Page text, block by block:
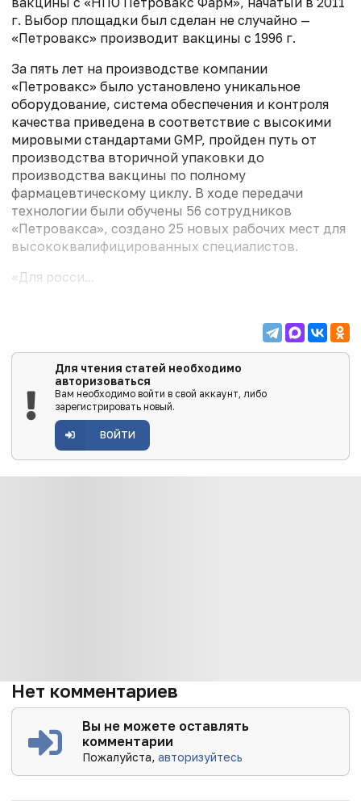
г. Выбор площадки был сделан не случайно —
«Петровакс» производит вакцины с 1996 г.
За пять лет на производстве компании
«Петровакс» было установлено уникальное
оборудование, система обеспечения и контроля
качества приведена в соответствие с высокими
мировыми стандартами GMP, пройден путь от
производства вторичной упаковки до
производства вакцины по полному
фармацевтическому циклу. В ходе передачи
технологии были обучены 56 сотрудников
«Петровакса», создано 25 новых рабочих мест для
высококвалифицированных специалистов.
«Для росси...
Для чтения статей необходимо
авторизоваться
Вам необходимо войти в свой аккаунт, либо
зарегистрировать новый.
ВОЙТИ
Нет комментариев
Вы не можете оставлять
комментарии
Пожалуйста,авторизуйтесь